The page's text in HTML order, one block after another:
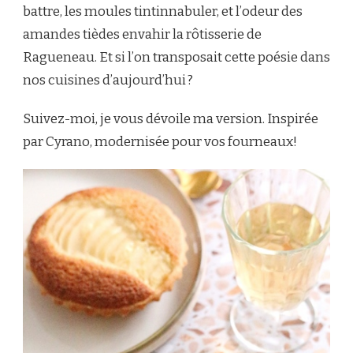
battre, les moules tintinnabuler, et l’odeur des
amandes tièdes envahir la rôtisserie de
Ragueneau. Et si l’on transposait cette poésie dans
nos cuisines d’aujourd’hui ?
Suivez-moi, je vous dévoile ma version. Inspirée
par Cyrano, modernisée pour vos fourneaux!